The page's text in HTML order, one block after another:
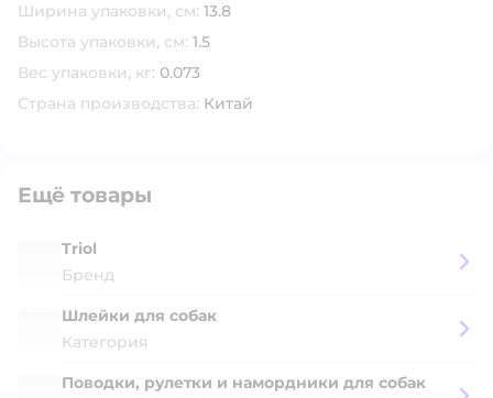
Ширина упаковки, см: 13.8
Высота упаковки, см: 1.5
Вес упаковки, кг: 0.073
Страна производства: Китай
Ещё товары
Triol
Бренд
Шлейки для собак
Категория
Поводки, рулетки и намордники для собак